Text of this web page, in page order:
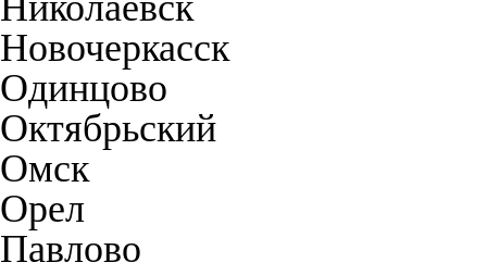
Новочеркасск
Одинцово
Октябрьский
Омск
Орел
Павлово